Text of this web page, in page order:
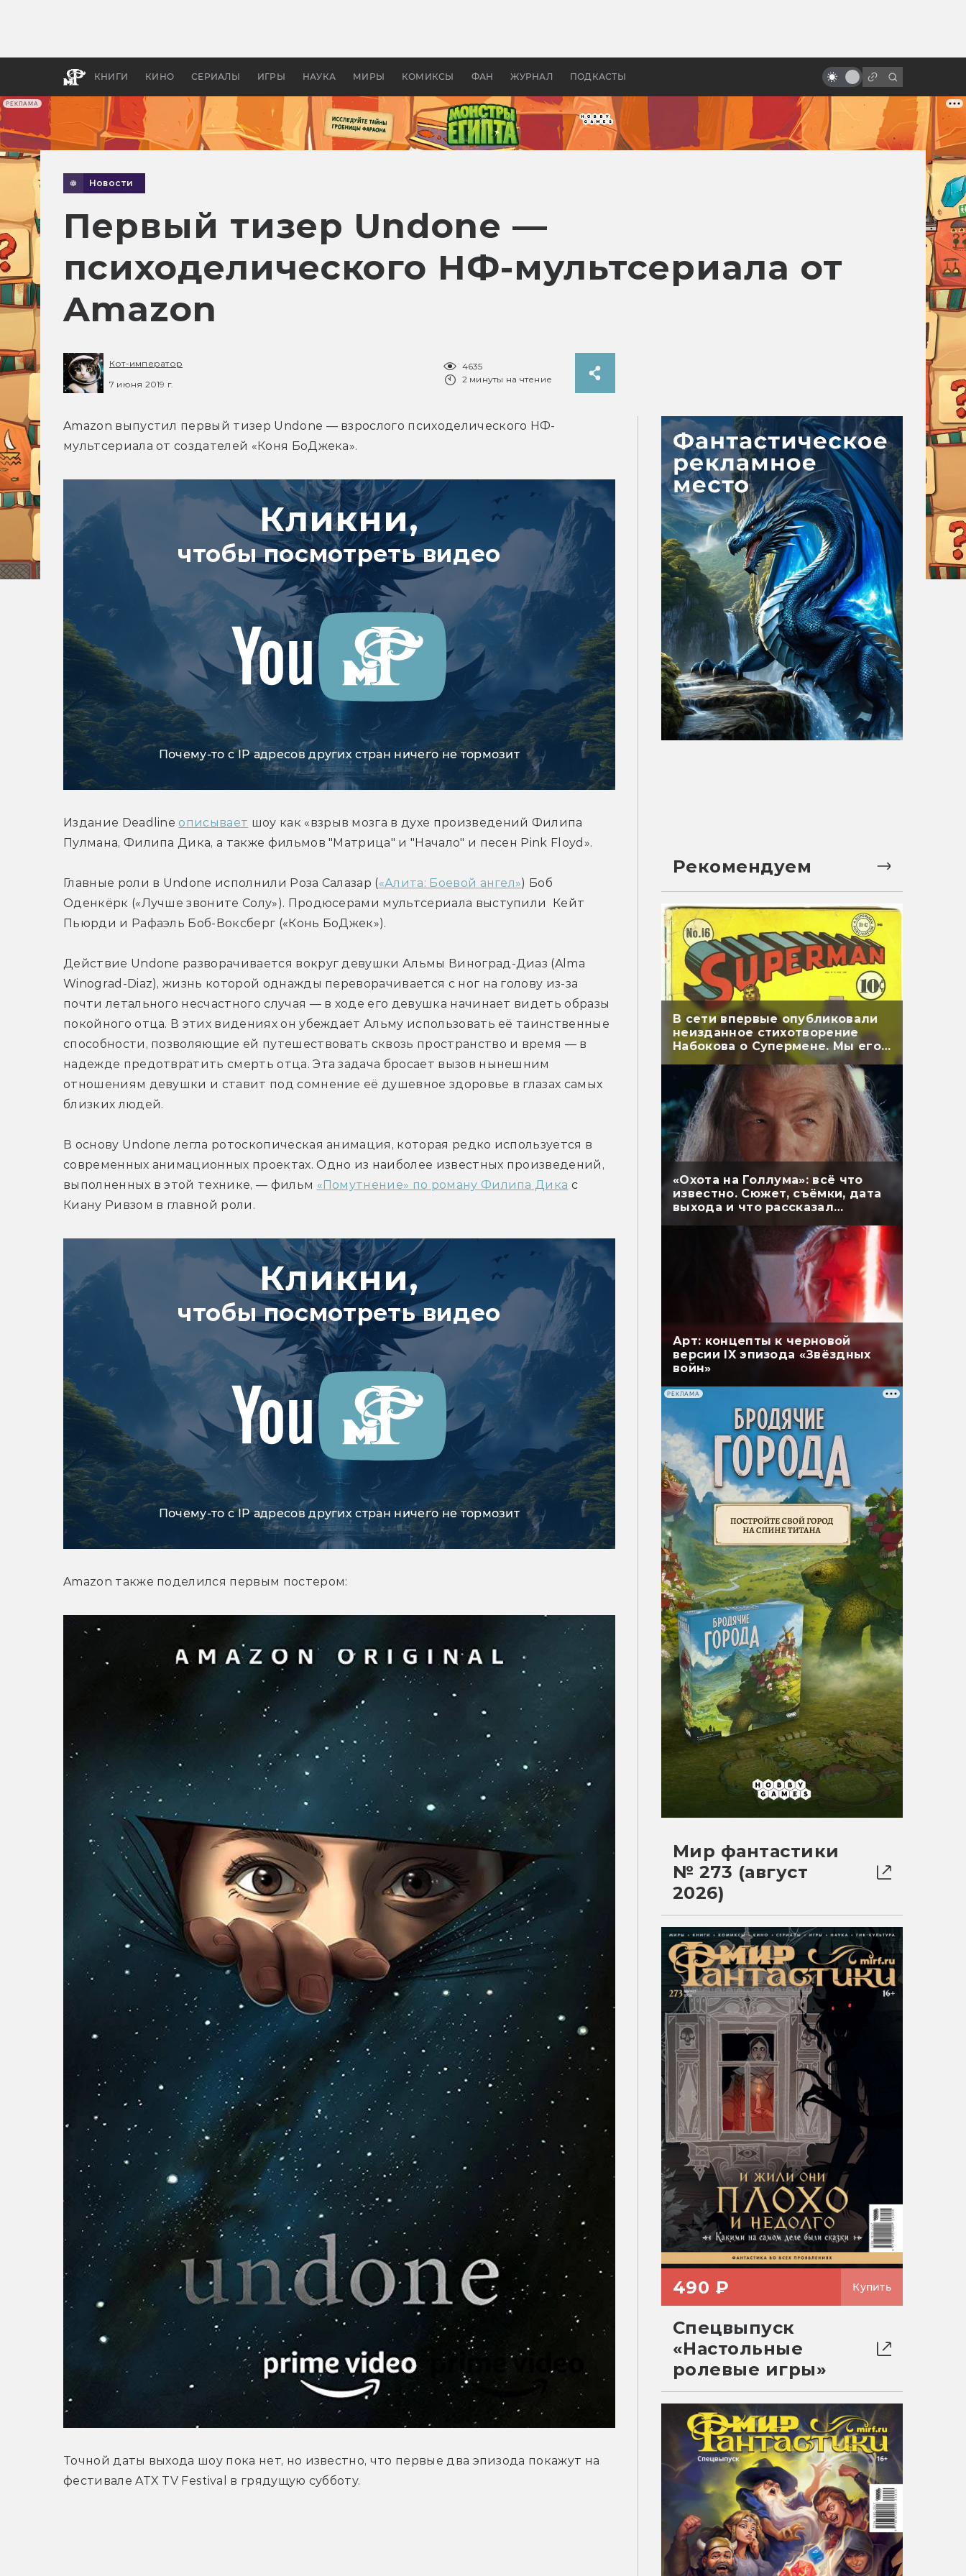
РЕКЛАМА
КНИГИ КИНО СЕРИАЛЫ ИГРЫ НАУКА МИРЫ КОМИКСЫ ФАН ЖУРНАЛ ПОДКАСТЫ
апокалипсис, в России —
бы «Властелина колец»
избранный, потрясающий
Новости
Первый тизер Undone —
психоделического НФ-мультсериала от
Amazon
Кот-император
7 июня 2019 г.
4635
2 минуты на чтение
Amazon выпустил первый тизер Undone — взрослого психоделического НФ-
мультсериала от создателей «Коня БоДжека».
Кликни,
чтобы посмотреть видео
Почему-то с IP адресов других стран ничего не тормозит
Издание Deadline описывает шоу как «взрыв мозга в духе произведений Филипа
Пулмана, Филипа Дика, а также фильмов "Матрица" и "Начало" и песен Pink Floyd».
Главные роли в Undone исполнили Роза Салазар («Алита: Боевой ангел») Боб
Оденкёрк («Лучше звоните Солу»). Продюсерами мультсериала выступили  Кейт
Пьюрди и Рафаэль Боб-Воксберг («Конь БоДжек»).
Действие Undone разворачивается вокруг девушки Альмы Виноград-Диаз (Alma
Winograd-Diaz), жизнь которой однажды переворачивается с ног на голову из-за
почти летального несчастного случая — в ходе его девушка начинает видеть образы
покойного отца. В этих видениях он убеждает Альму использовать её таинственные
способности, позволяющие ей путешествовать сквозь пространство и время — в
надежде предотвратить смерть отца. Эта задача бросает вызов нынешним
отношениям девушки и ставит под сомнение её душевное здоровье в глазах самых
близких людей.
В основу Undone легла ротоскопическая анимация, которая редко используется в
современных анимационных проектах. Одно из наиболее известных произведений,
выполненных в этой технике, — фильм «Помутнение» по роману Филипа Дика с
Киану Ривзом в главной роли.
Кликни,
чтобы посмотреть видео
Почему-то с IP адресов других стран ничего не тормозит
Amazon также поделился первым постером:
Точной даты выхода шоу пока нет, но известно, что первые два эпизода покажут на
фестивале ATX TV Festival в грядущую субботу.
Рекомендуем
В сети впервые опубликовали
неизданное стихотворение
Набокова о Супермене. Мы его
перевели
«Охота на Голлума»: всё что
известно. Сюжет, съёмки, дата
выхода и что рассказал
Арт: концепты к черновой
версии IX эпизода «Звёздных
войн»
РЕКЛАМА
Мир фантастики
№ 273 (август
2026)
490 ₽ Купить
Спецвыпуск
«Настольные
ролевые игры»